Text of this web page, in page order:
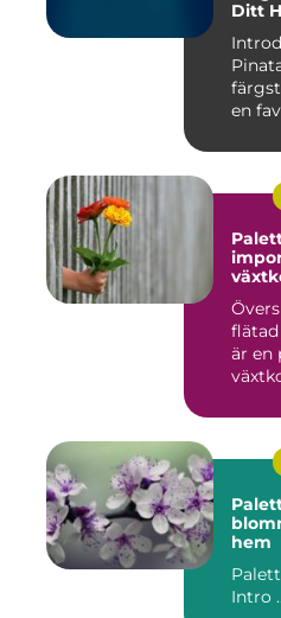
Ditt
en
flätad Palettblad träd flätad
är en
hem